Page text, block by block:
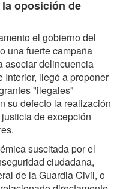
oposición de
el gobierno del
una fuerte campaña
asociar delincuencia
Interior, llegó a proponer
"ilegales"
su defecto la realización
de excepción
suscitada por el
ciudadana,
de la Guardia Civil, o